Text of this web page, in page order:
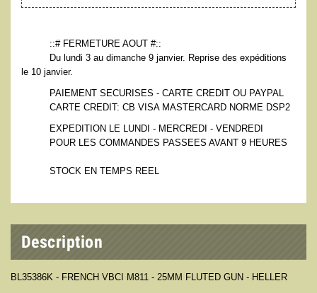
::# FERMETURE AOUT #::
Du lundi 3 au dimanche 9 janvier. Reprise des expéditions
le 10 janvier.
PAIEMENT SECURISES - CARTE CREDIT OU PAYPAL
CARTE CREDIT: CB VISA MASTERCARD NORME DSP2
EXPEDITION LE LUNDI - MERCREDI - VENDREDI
POUR LES COMMANDES PASSEES AVANT 9 HEURES
STOCK EN TEMPS REEL
Description
BL35386K - FRENCH VBCI M811 - 25MM FLUTED GUN - HELLER